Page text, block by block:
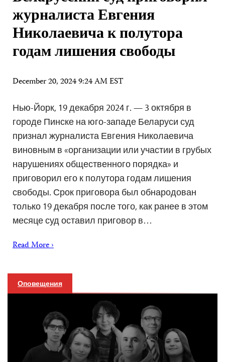
журналиста Евгения
Николаевича к полутора
годам лишения свободы
December 20, 2024 9:24 AM EST
Нью-Йорк, 19 декабря 2024 г. — 3 октября в
городе Пинске на юго-западе Беларуси суд
признал журналиста Евгения Николаевича
виновным в «организации или участии в грубых
нарушениях общественного порядка» и
приговорил его к полутора годам лишения
свободы. Срок приговора был обнародован
только 19 декабря после того, как ранее в этом
месяце суд оставил приговор в…
Read More ›
Оповещения